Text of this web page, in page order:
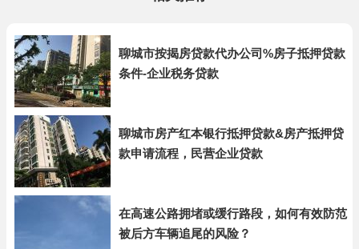
聊城市按揭房贷款代办公司%房子抵押贷款
条件-企业税务贷款
聊城市房产红本银行抵押贷款&房产抵押贷
款申请流程，民营企业贷款
在高速公路拥堵或缓行路段，如何有效防范
被后方车辆追尾的风险？